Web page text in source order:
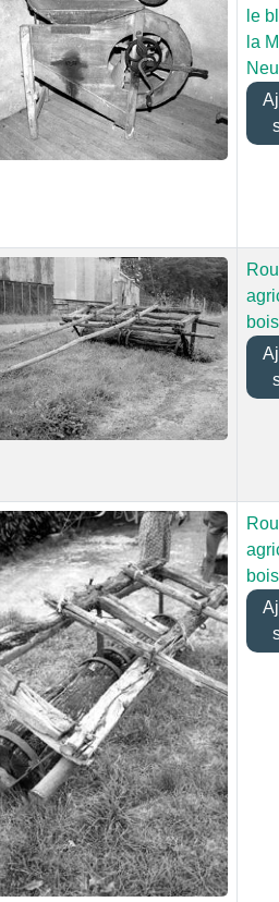
le
la
bois
bois